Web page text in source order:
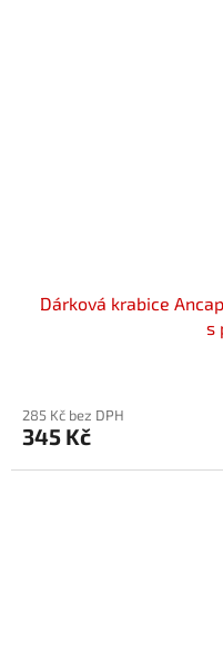
Dárková krabice
s
285 Kč bez DPH
345 Kč